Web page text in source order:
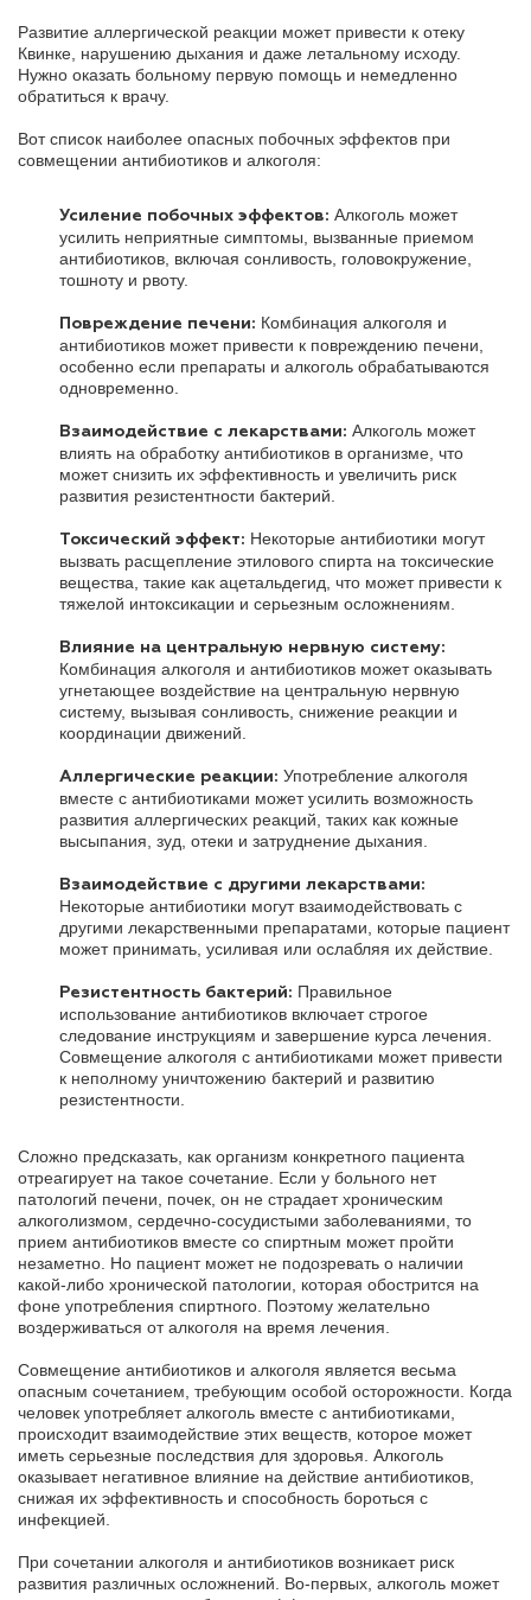
Развитие аллергической реакции может привести к отеку
Квинке, нарушению дыхания и даже летальному исходу.
Нужно оказать больному первую помощь и немедленно
обратиться к врачу.
Вот список наиболее опасных побочных эффектов при
совмещении антибиотиков и алкоголя:
Усиление побочных эффектов: Алкоголь может
усилить неприятные симптомы, вызванные приемом
антибиотиков, включая сонливость, головокружение,
тошноту и рвоту.
Повреждение печени: Комбинация алкоголя и
антибиотиков может привести к повреждению печени,
особенно если препараты и алкоголь обрабатываются
одновременно.
Взаимодействие с лекарствами: Алкоголь может
влиять на обработку антибиотиков в организме, что
может снизить их эффективность и увеличить риск
развития резистентности бактерий.
Токсический эффект: Некоторые антибиотики могут
вызвать расщепление этилового спирта на токсические
вещества, такие как ацетальдегид, что может привести к
тяжелой интоксикации и серьезным осложнениям.
Влияние на центральную нервную систему:
Комбинация алкоголя и антибиотиков может оказывать
угнетающее воздействие на центральную нервную
систему, вызывая сонливость, снижение реакции и
координации движений.
Аллергические реакции: Употребление алкоголя
вместе с антибиотиками может усилить возможность
развития аллергических реакций, таких как кожные
высыпания, зуд, отеки и затруднение дыхания.
Взаимодействие с другими лекарствами:
Некоторые антибиотики могут взаимодействовать с
другими лекарственными препаратами, которые пациент
может принимать, усиливая или ослабляя их действие.
Резистентность бактерий: Правильное
использование антибиотиков включает строгое
следование инструкциям и завершение курса лечения.
Совмещение алкоголя с антибиотиками может привести
к неполному уничтожению бактерий и развитию
резистентности.
Сложно предсказать, как организм конкретного пациента
отреагирует на такое сочетание. Если у больного нет
патологий печени, почек, он не страдает хроническим
алкоголизмом, сердечно-сосудистыми заболеваниями, то
прием антибиотиков вместе со спиртным может пройти
незаметно. Но пациент может не подозревать о наличии
какой-либо хронической патологии, которая обострится на
фоне употребления спиртного. Поэтому желательно
воздерживаться от алкоголя на время лечения.
Совмещение антибиотиков и алкоголя является весьма
опасным сочетанием, требующим особой осторожности. Когда
человек употребляет алкоголь вместе с антибиотиками,
происходит взаимодействие этих веществ, которое может
иметь серьезные последствия для здоровья. Алкоголь
оказывает негативное влияние на действие антибиотиков,
снижая их эффективность и способность бороться с
инфекцией.
При сочетании алкоголя и антибиотиков возникает риск
развития различных осложнений. Во-первых, алкоголь может